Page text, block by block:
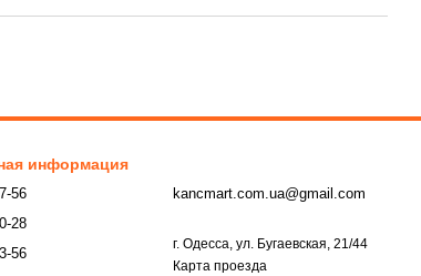
информация
56
28
56
kancmart.com.ua@gmail.com
г. Одесса, ул. Бугаевская, 21/44
Карта проезда